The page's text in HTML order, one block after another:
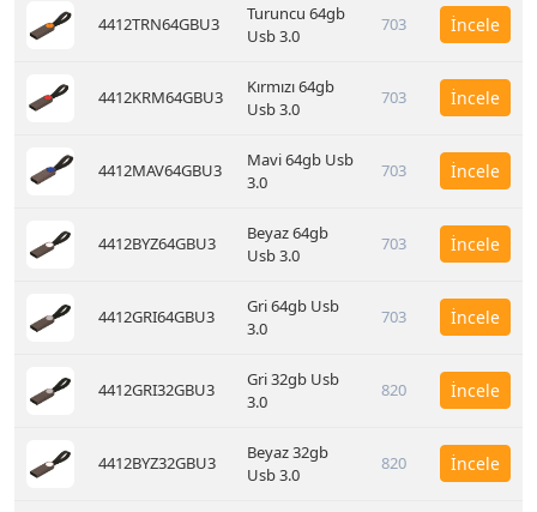
4412TRN64GBU3
Turuncu 64gb
Usb 3.0
703 İncele
4412KRM64GBU3
Kırmızı 64gb
Usb 3.0
703 İncele
4412MAV64GBU3
Mavi 64gb Usb
3.0
703 İncele
4412BYZ64GBU3
Beyaz 64gb
Usb 3.0
703 İncele
4412GRI64GBU3
Gri 64gb Usb
3.0
703 İncele
4412GRI32GBU3
Gri 32gb Usb
3.0
820 İncele
4412BYZ32GBU3
Beyaz 32gb
Usb 3.0
820 İncele